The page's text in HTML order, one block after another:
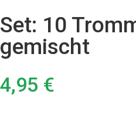
Set: 10
gemischt
4,95 €